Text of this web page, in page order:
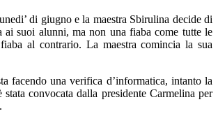
di giugno e la maestra Sbirulina decide di
ai suoi alunni, ma non una fiaba come tutte le
al contrario. La maestra comincia la sua
facendo una verifica d’informatica, intanto la
convocata dalla presidente Carmelina per